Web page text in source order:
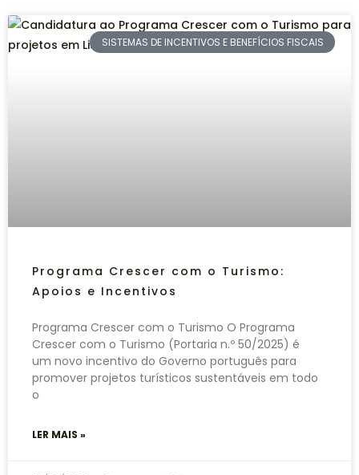
SISTEMAS DE INCENTIVOS E BENEFÍCIOS FISCAIS
Programa Crescer com o Turismo:
Apoios e Incentivos
Programa Crescer com o Turismo O Programa
Crescer com o Turismo (Portaria n.º 50/2025) é
um novo incentivo do Governo português para
promover projetos turísticos sustentáveis em todo
o
LER MAIS »